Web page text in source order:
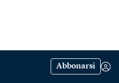
Abbonarsi